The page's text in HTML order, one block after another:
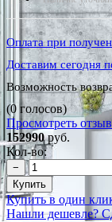
Оплата при
Доставим сегодня
Возможность
(0 голосов)
Просмотреть
152990руб.
Кол-во:
−
Купить
Купить в один
Нашли дешевле?